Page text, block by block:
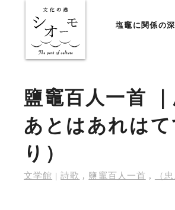
塩竈に関係の
鹽竈百人一首
あとはあれは
り）
文学館 | 詩歌 , 鹽竈百人一首 , （